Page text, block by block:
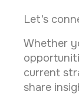
Let’s
Whether
current
share